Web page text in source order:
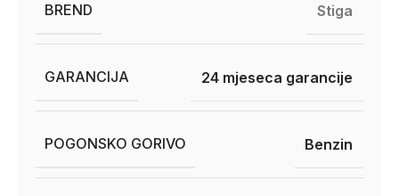
BREND Stiga
GARANCIJA 24 mjeseca garancije
POGONSKO GORIVO Benzin